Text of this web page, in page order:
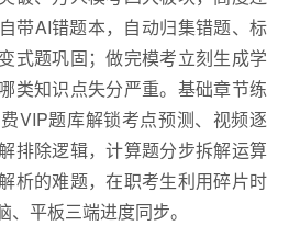
带AI错题本，自动归集错题、标
式题巩固；做完模考立刻生成学
类知识点失分严重。基础章节练
VIP题库解锁考点预测、视频逐
排除逻辑，计算题分步拆解运算
析的难题，在职考生利用碎片时
平板三端进度同步。